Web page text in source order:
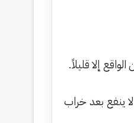
إلا قليلاً.
ينفع بعد خراب